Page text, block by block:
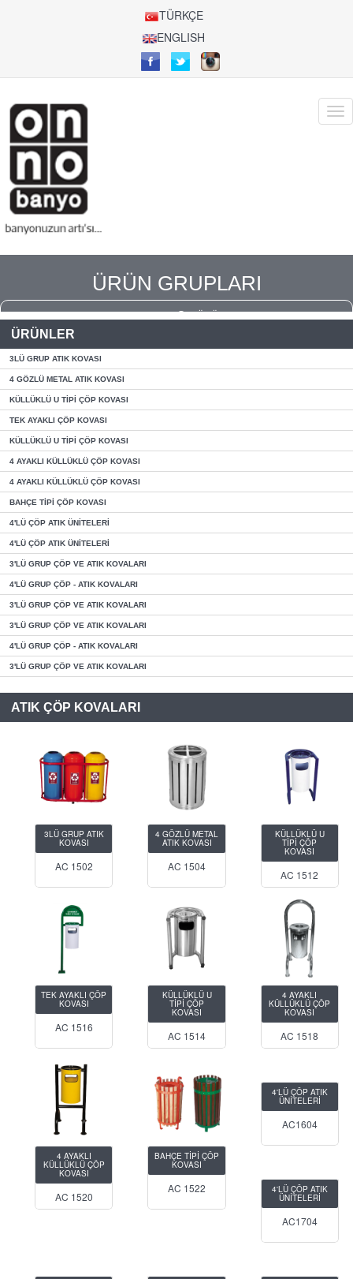
TÜRKÇE
ENGLISH
ÜRÜN GRUPLARI
ÜRÜNLER
3LÜ GRUP ATIK KOVASI
4 GÖZLÜ METAL ATIK KOVASI
KÜLLÜKLÜ U TİPİ ÇÖP KOVASI
TEK AYAKLI ÇÖP KOVASI
KÜLLÜKLÜ U TİPİ ÇÖP KOVASI
4 AYAKLI KÜLLÜKLÜ ÇÖP KOVASI
4 AYAKLI KÜLLÜKLÜ ÇÖP KOVASI
BAHÇE TİPİ ÇÖP KOVASI
4'LÜ ÇÖP ATIK ÜNİTELERİ
4'LÜ ÇÖP ATIK ÜNİTELERİ
3'LÜ GRUP ÇÖP VE ATIK KOVALARI
4'LÜ GRUP ÇÖP - ATIK KOVALARI
3'LÜ GRUP ÇÖP VE ATIK KOVALARI
3'LÜ GRUP ÇÖP VE ATIK KOVALARI
4'LÜ GRUP ÇÖP - ATIK KOVALARI
3'LÜ GRUP ÇÖP VE ATIK KOVALARI
ATIK ÇÖP KOVALARI
3LÜ GRUP ATIK
KOVASI
AC 1502
4 GÖZLÜ METAL
ATIK KOVASI
AC 1504
KÜLLÜKLÜ U
TİPİ ÇÖP
KOVASI
AC 1512
TEK AYAKLI ÇÖP
KOVASI
AC 1516
KÜLLÜKLÜ U
TİPİ ÇÖP
KOVASI
AC 1514
4 AYAKLI
KÜLLÜKLÜ ÇÖP
KOVASI
AC 1518
4 AYAKLI
KÜLLÜKLÜ ÇÖP
KOVASI
AC 1520
BAHÇE TİPİ ÇÖP
KOVASI
AC 1522
4'LÜ ÇÖP ATIK
ÜNİTELERİ
AC1604
4'LÜ ÇÖP ATIK
ÜNİTELERİ
AC1704